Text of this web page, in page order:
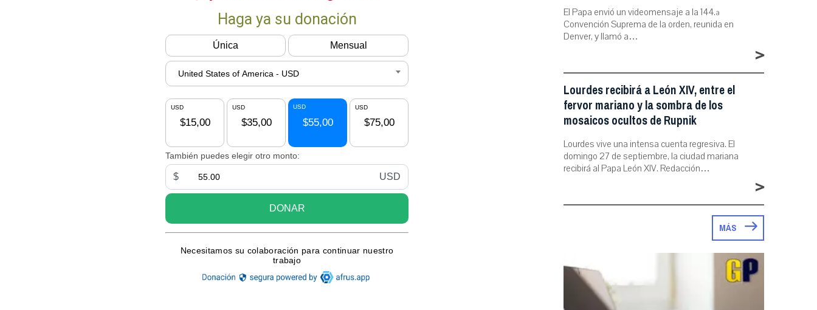
El Papa envió un videomensaje a la 144.ª
Convención Suprema de la orden, reunida en
Denver, y llamó a…
>
Lourdes recibirá a León XIV, entre el
fervor mariano y la sombra de los
mosaicos ocultos de Rupnik
Lourdes vive una intensa cuenta regresiva. El
domingo 27 de septiembre, la ciudad mariana
recibirá al Papa León XIV. Redacción…
>
MÁS